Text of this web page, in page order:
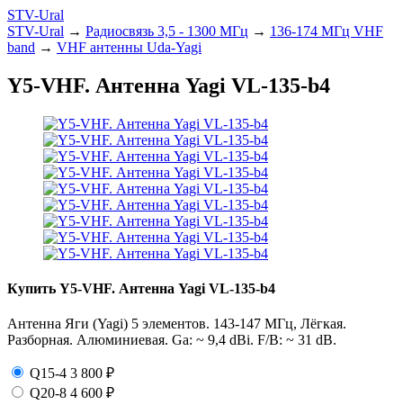
STV-Ural
STV-Ural → Радиосвязь 3,5 - 1300 МГц → 136-174 МГц VHF
band → VHF антенны Uda-Yagi
Y5-VHF. Антенна Yagi VL-135-b4
Купить Y5-VHF. Антенна Yagi VL-135-b4
Антенна Яги (Yagi) 5 элементов. 143-147 МГц, Лёгкая.
Разборная. Алюминиевая. Ga: ~ 9,4 dBi. F/B: ~ 31 dB.
Q15-4 3 800 ₽
Q20-8 4 600 ₽